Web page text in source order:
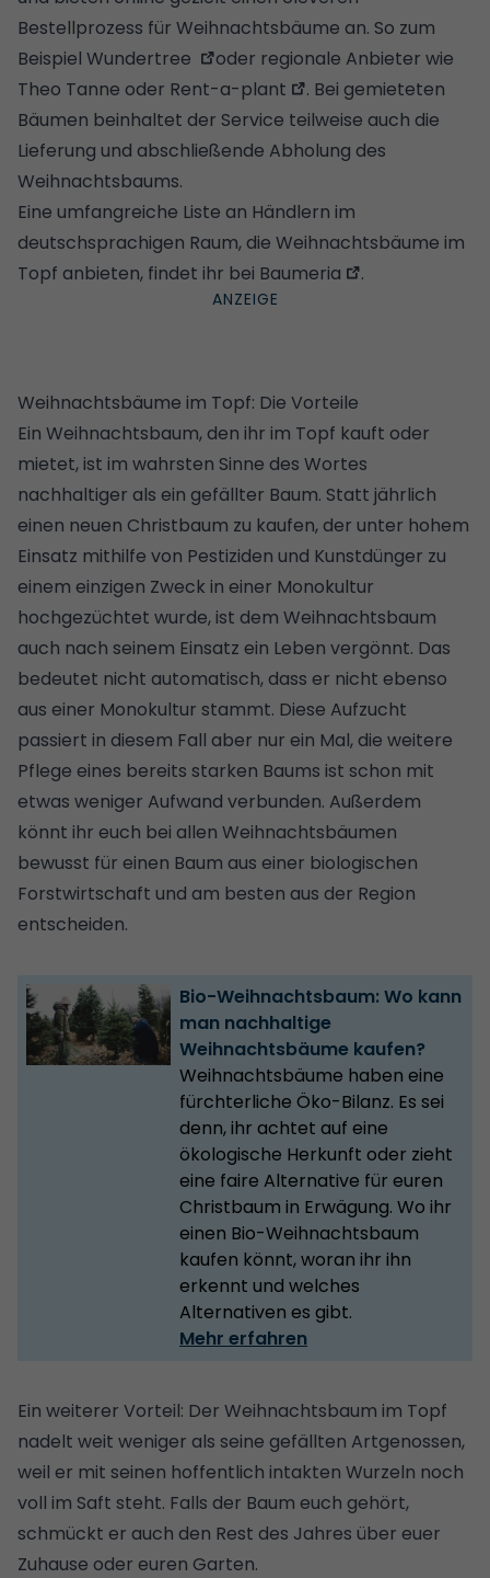
Bestellprozess für Weihnachtsbäume an. So zum
Beispiel Wundertree
oder regionale Anbieter wie
Theo Tanne oder Rent-a-plant
. Bei gemieteten
Bäumen beinhaltet der Service teilweise auch die
Lieferung und abschließende Abholung des
Weihnachtsbaums.
Eine umfangreiche Liste an Händlern im
deutschsprachigen Raum, die Weihnachtsbäume im
Topf anbieten, findet ihr bei Baumeria .
Weihnachtsbäume im Topf: Die Vorteile
Ein Weihnachtsbaum, den ihr im Topf kauft oder
mietet, ist im wahrsten Sinne des Wortes
nachhaltiger als ein gefällter Baum. Statt jährlich
einen neuen Christbaum zu kaufen, der unter hohem
Einsatz mithilfe von Pestiziden und Kunstdünger zu
einem einzigen Zweck in einer Monokultur
hochgezüchtet wurde, ist dem Weihnachtsbaum
auch nach seinem Einsatz ein Leben vergönnt. Das
bedeutet nicht automatisch, dass er nicht ebenso
aus einer Monokultur stammt. Diese Aufzucht
passiert in diesem Fall aber nur ein Mal, die weitere
Pflege eines bereits starken Baums ist schon mit
etwas weniger Aufwand verbunden. Außerdem
könnt ihr euch bei allen Weihnachtsbäumen
bewusst für einen Baum aus einer biologischen
Forstwirtschaft und am besten aus der Region
entscheiden.
Bio-Weihnachtsbaum: Wo kann
man nachhaltige
Weihnachtsbäume kaufen?
Weihnachtsbäume haben eine
fürchterliche Öko-Bilanz. Es sei
denn, ihr achtet auf eine
ökologische Herkunft oder zieht
eine faire Alternative für euren
Christbaum in Erwägung. Wo ihr
einen Bio-Weihnachtsbaum
kaufen könnt, woran ihr ihn
erkennt und welches
Alternativen es gibt.
Mehr erfahren
Ein weiterer Vorteil: Der Weihnachtsbaum im Topf
nadelt weit weniger als seine gefällten Artgenossen,
weil er mit seinen hoffentlich intakten Wurzeln noch
voll im Saft steht. Falls der Baum euch gehört,
schmückt er auch den Rest des Jahres über euer
Zuhause oder euren Garten.